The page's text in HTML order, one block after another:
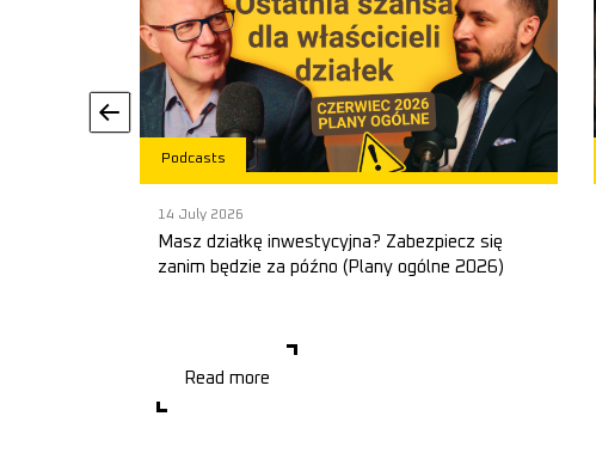
Podcasts
14 July 2026
Masz działkę inwestycyjna? Zabezpiecz się
zanim będzie za późno (Plany ogólne 2026)
Read more